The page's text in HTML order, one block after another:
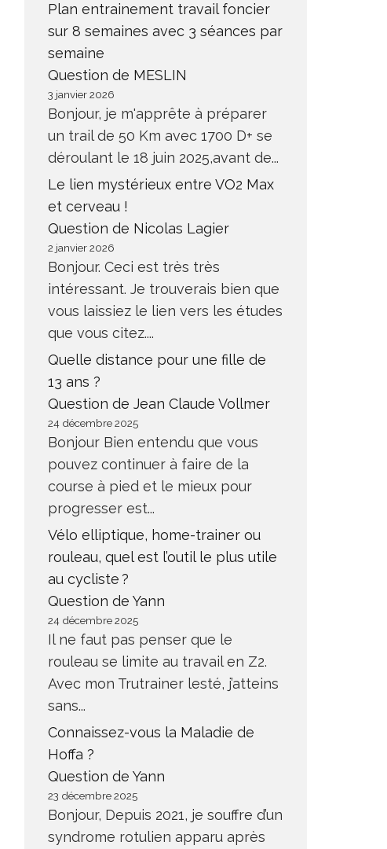
Plan entrainement travail foncier
sur 8 semaines avec 3 séances par
semaine
Question de MESLIN
3 janvier 2026
Bonjour, je m'apprête à préparer
un trail de 50 Km avec 1700 D+ se
déroulant le 18 juin 2025,avant de...
Le lien mystérieux entre VO2 Max
et cerveau !
Question de Nicolas Lagier
2 janvier 2026
Bonjour. Ceci est très très
intéressant. Je trouverais bien que
vous laissiez le lien vers les études
que vous citez....
Quelle distance pour une fille de
13 ans ?
Question de Jean Claude Vollmer
24 décembre 2025
Bonjour Bien entendu que vous
pouvez continuer à faire de la
course à pied et le mieux pour
progresser est...
Vélo elliptique, home-trainer ou
rouleau, quel est l’outil le plus utile
au cycliste ?
Question de Yann
24 décembre 2025
Il ne faut pas penser que le
rouleau se limite au travail en Z2.
Avec mon Trutrainer lesté, j’atteins
sans...
Connaissez-vous la Maladie de
Hoffa ?
Question de Yann
23 décembre 2025
Bonjour, Depuis 2021, je souffre d’un
syndrome rotulien apparu après